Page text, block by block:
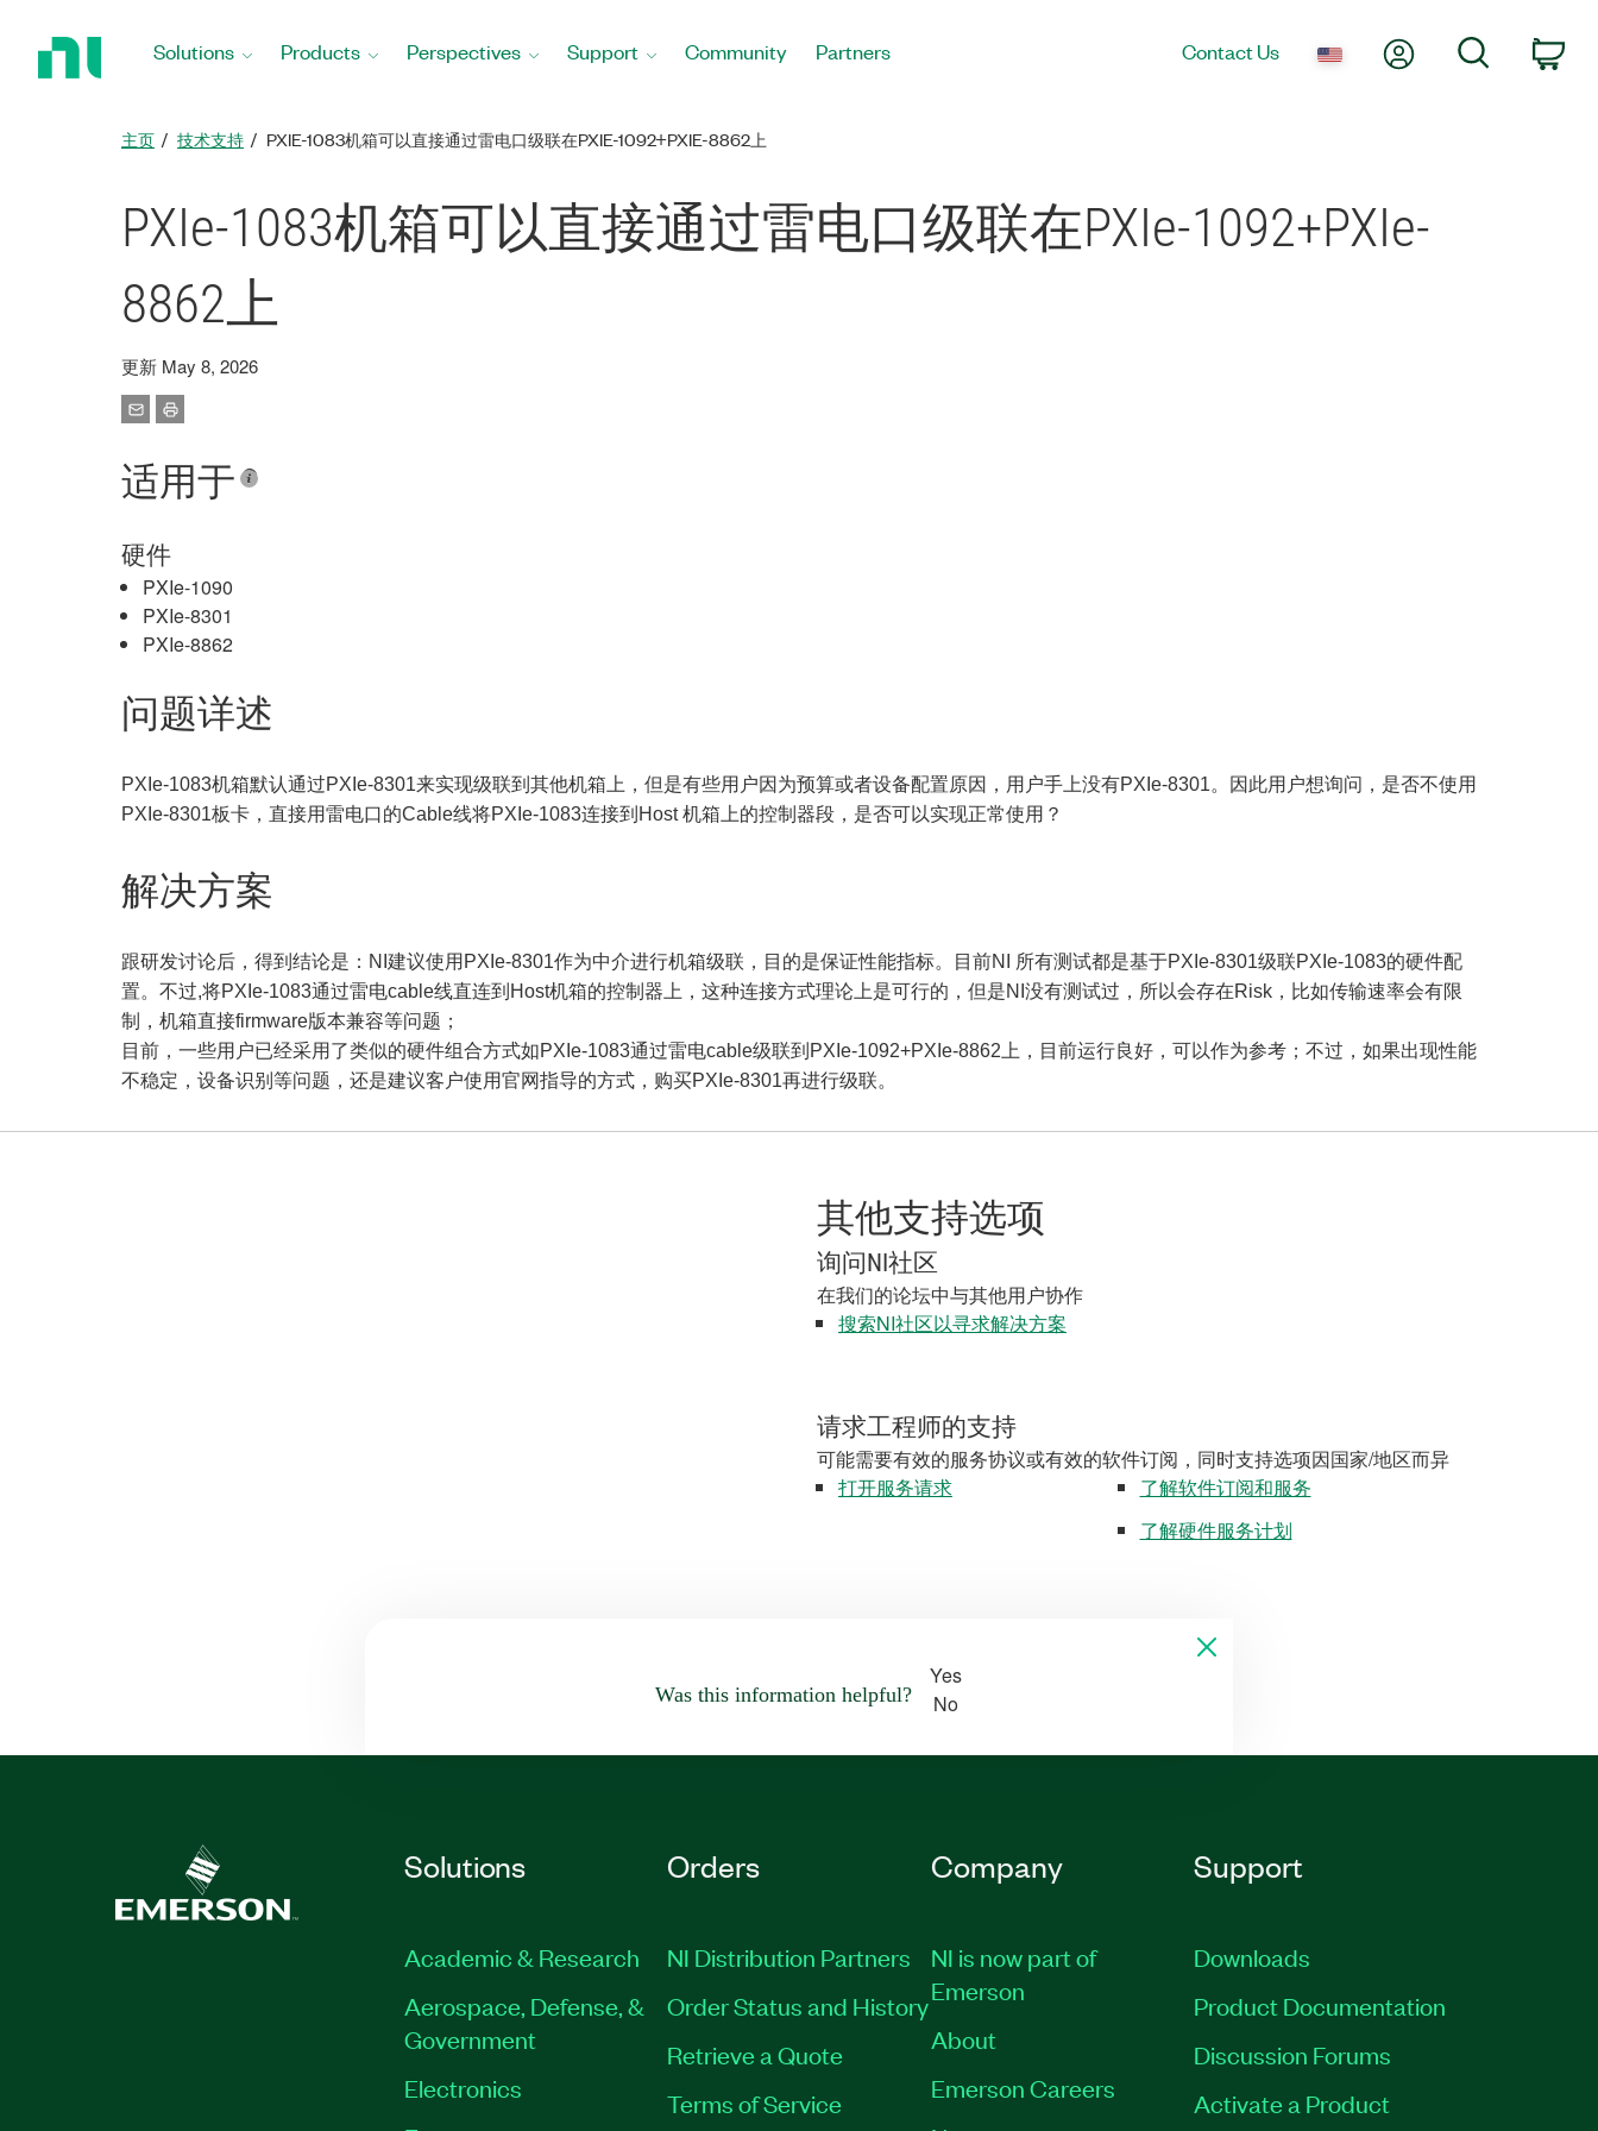
Solutions Products Perspectives Support Community Partners Contact Us My AccountSearch
主页 技术支持 PXIE-1083机箱可以直接通过雷电口级联在PXIE-1092+PXIE-8862上
PXIe-1083机箱可以直接通过雷电口级联在PXIe-1092+PXIe-
8862上
更新 May 8, 2026
适用于
硬件
PXIe-1090
PXIe-8301
PXIe-8862
问题详述
PXIe-1083机箱默认通过PXIe-8301来实现级联到其他机箱上，但是有些用户因为预算或者设备配置原因，用户手上没有PXIe-8301。因此用户想询问，是否不使用
PXIe-8301板卡，直接用雷电口的Cable线将PXIe-1083连接到Host 机箱上的控制器段，是否可以实现正常使用？
解决方案
跟研发讨论后，得到结论是：NI建议使用PXIe-8301作为中介进行机箱级联，目的是保证性能指标。目前NI 所有测试都是基于PXIe-8301级联PXIe-1083的硬件配
置。不过,将PXIe-1083通过雷电cable线直连到Host机箱的控制器上，这种连接方式理论上是可行的，但是NI没有测试过，所以会存在Risk，比如传输速率会有限
制，机箱直接firmware版本兼容等问题；
目前，一些用户已经采用了类似的硬件组合方式如PXIe-1083通过雷电cable级联到PXIe-1092+PXIe-8862上，目前运行良好，可以作为参考；不过，如果出现性能
不稳定，设备识别等问题，还是建议客户使用官网指导的方式，购买PXIe-8301再进行级联。
其他支持选项
询问NI社区
在我们的论坛中与其他用户协作
搜索NI社区以寻求解决方案
请求工程师的支持
可能需要有效的服务协议或有效的软件订阅，同时支持选项因国家/地区而异
打开服务请求
了解软件订阅和服务
了解硬件服务计划
Was this information helpful?
Yes
No
Solutions
Academic & Research
Aerospace, Defense, &
Government
Electronics
Orders
NI Distribution Partners
Order Status and History
Retrieve a Quote
Terms of Service
Company
NI is now part of
Emerson
About
Emerson Careers
Support
Downloads
Product Documentation
Discussion Forums
Activate a Product